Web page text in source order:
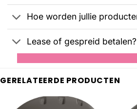
Hoe worden jullie
Lease of gespreid betalen?
GERELATEERDE PRODUCTEN